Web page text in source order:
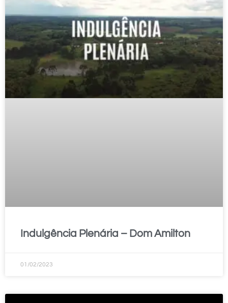
Indulgência Plenária – Dom Amilton
01/02/2023